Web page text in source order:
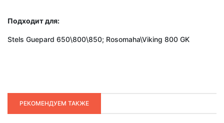
Подходит для:
Stels Guepard 650\800\850; Rosomaha\Viking 800 GK
РЕКОМЕНДУЕМ ТАКЖЕ